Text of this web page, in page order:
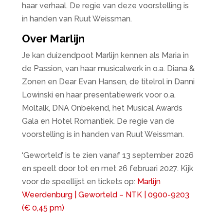
haar verhaal. De regie van deze voorstelling is
in handen van Ruut Weissman.
Over Marlijn
Je kan duizendpoot Marlijn kennen als Maria in
de Passion, van haar musicalwerk in o.a. Diana &
Zonen en Dear Evan Hansen, de titelrol in Danni
Lowinski en haar presentatiewerk voor o.a.
Moltalk, DNA Onbekend, het Musical Awards
Gala en Hotel Romantiek. De regie van de
voorstelling is in handen van Ruut Weissman.
‘Geworteld’ is te zien vanaf 13 september 2026
en speelt door tot en met 26 februari 2027. Kijk
voor de speellijst en tickets op: Marlijn
Weerdenburg | Geworteld – NTK | 0900-9203
(€ 0,45 pm)